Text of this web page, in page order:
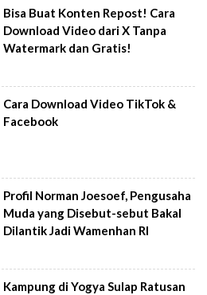
Bisa Buat Konten Repost! Cara
Download Video dari X Tanpa
Watermark dan Gratis!
Cara Download Video TikTok &
Facebook
Profil Norman Joesoef, Pengusaha
Muda yang Disebut-sebut Bakal
Dilantik Jadi Wamenhan RI
Kampung di Yogya Sulap Ratusan